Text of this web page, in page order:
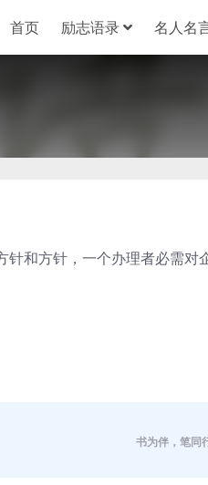
首页 励志语录 名人名
针和方针，一个办理者必需
书为伴，笔同